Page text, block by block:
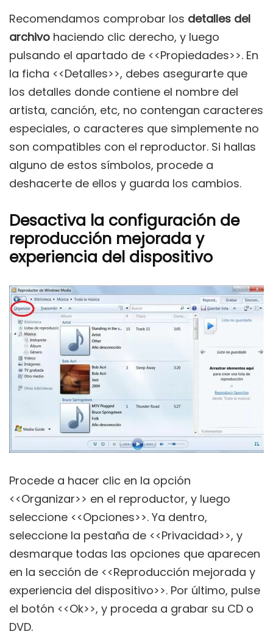
Recomendamos comprobar los detalles del
archivo haciendo clic derecho, y luego
pulsando el apartado de <<Propiedades>>. En
la ficha <<Detalles>>, debes asegurarte que
los detalles donde contiene el nombre del
artista, canción, etc, no contengan caracteres
especiales, o caracteres que simplemente no
son compatibles con el reproductor. Si hallas
alguno de estos símbolos, procede a
deshacerte de ellos y guarda los cambios.
Desactiva la configuración de
reproducción mejorada y
experiencia del dispositivo
Procede a hacer clic en la opción
<<Organizar>> en el reproductor, y luego
seleccione <<Opciones>>. Ya dentro,
seleccione la pestaña de <<Privacidad>>, y
desmarque todas las opciones que aparecen
en la sección de <<Reproducción mejorada y
experiencia del dispositivo>>. Por último, pulse
el botón <<Ok>>, y proceda a grabar su CD o
DVD.